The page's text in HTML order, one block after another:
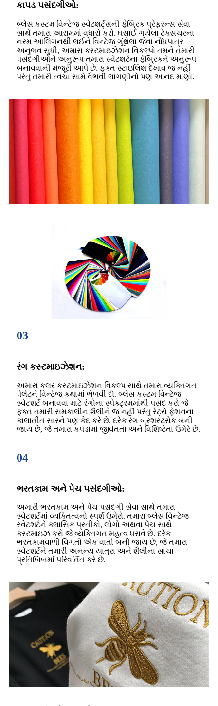
કાપડ પસંદગીઓ:
બ્લેસ કસ્ટમ વિન્ટેજ સ્વેટશર્ટ્સની ફેબ્રિક પ્રેફરન્સ સેવા
સાથે તમારા આરામમાં વધારો કરો. ઘસાઈ ગયેલા ટેક્સચરના
નરમ આલિંગનથી લઈને વિન્ટેજ ગૂંથેલા જેવા નોંધપાત્ર
અનુભવ સુધી, અમારા કસ્ટમાઇઝેશન વિકલ્પો તમને તમારી
પસંદગીઓને અનુરૂપ તમારા સ્વેટશર્ટના ફેબ્રિકને અનુરૂપ
બનાવવાની મંજૂરી આપે છે. ફક્ત સ્ટાઇલિશ દેખાવ જ નહીં
પરંતુ તમારી ત્વચા સામે વૈભવી લાગણીનો પણ આનંદ માણો.
03
રંગ કસ્ટમાઇઝેશન:
અમારા કલર કસ્ટમાઇઝેશન વિકલ્પ સાથે તમારા વ્યક્તિગત
પેલેટને વિન્ટેજ કથામાં ભેળવી દો. બ્લેસ કસ્ટમ વિન્ટેજ
સ્વેટશર્ટ બનાવવા માટે રંગોના સ્પેક્ટ્રમમાંથી પસંદ કરો જે
ફક્ત તમારી સમકાલીન શૈલીને જ નહીં પરંતુ રેટ્રો ફેશનના
કાલાતીત સારને પણ કેદ કરે છે. દરેક રંગ બ્રશસ્ટ્રોક બની
જાય છે, જે તમારા કપડામાં જીવંતતા અને વિશિષ્ટતા ઉમેરે છે.
04
ભરતકામ અને પેચ પસંદગીઓ:
અમારી ભરતકામ અને પેચ પસંદગી સેવા સાથે તમારા
સ્વેટશર્ટમાં વ્યક્તિત્વનો સ્પર્શ ઉમેરો. તમારા બ્લેસ વિન્ટેજ
સ્વેટશર્ટને ક્લાસિક પ્રતીકો, લોગો અથવા પેચ સાથે
કસ્ટમાઇઝ કરો જે વ્યક્તિગત મહત્વ ધરાવે છે. દરેક
ભરતકામવાળી વિગતો એક વાર્તા બની જાય છે, જે તમારા
સ્વેટશર્ટને તમારી અનન્ય યાત્રા અને શૈલીના સાચા
પ્રતિબિંબમાં પરિવર્તિત કરે છે.